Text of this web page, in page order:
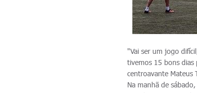
"Vai ser um jogo
tivemos 15 bons dias
centroavante Mateus
Na manhã de